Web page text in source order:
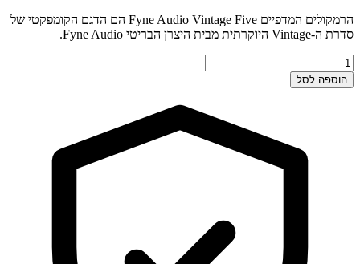
הרמקולים המדפיים Fyne Audio Vintage Five הם הדגם הקומפקטי של
סדרת ה-Vintage היוקרתית מבית היצרן הבריטי Fyne Audio.
כמות
של
זוג
הוספה לסל